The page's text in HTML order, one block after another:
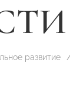
развитие